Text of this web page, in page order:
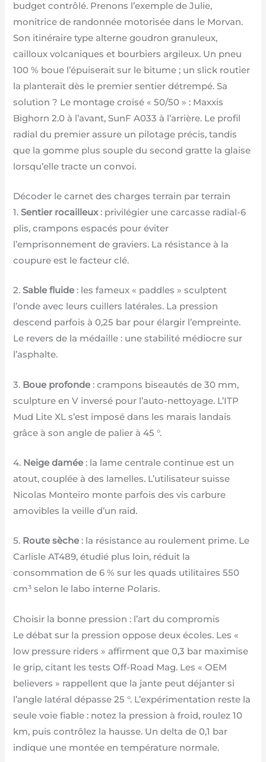
budget contrôlé. Prenons l’exemple de Julie,
monitrice de randonnée motorisée dans le Morvan.
Son itinéraire type alterne goudron granuleux,
cailloux volcaniques et bourbiers argileux. Un pneu
100 % boue l’épuiserait sur le bitume ; un slick routier
la planterait dès le premier sentier détrempé. Sa
solution ? Le montage croisé « 50/50 » : Maxxis
Bighorn 2.0 à l’avant, SunF A033 à l’arrière. Le profil
radial du premier assure un pilotage précis, tandis
que la gomme plus souple du second gratte la glaise
lorsqu’elle tracte un convoi.
Décoder le carnet des charges terrain par terrain
1.Sentier rocailleux: privilégier une carcasse radial-6
plis, crampons espacés pour éviter
l’emprisonnement de graviers. La résistance à la
coupure est le facteur clé.
2.Sable fluide : les fameux « paddles » sculptent
l’onde avec leurs cuillers latérales. La pression
descend parfois à 0,25 bar pour élargir l’empreinte.
Le revers de la médaille : une stabilité médiocre sur
l’asphalte.
3. Boue profonde : crampons biseautés de 30 mm,
sculpture en V inversé pour l’auto-nettoyage. L’ITP
Mud Lite XL s’est imposé dans les marais landais
grâce à son angle de palier à 45 °.
4. Neige damée : la lame centrale continue est un
atout, couplée à des lamelles. L’utilisateur suisse
Nicolas Monteiro monte parfois des vis carbure
amovibles la veille d’un raid.
5. Route sèche : la résistance au roulement prime. Le
Carlisle AT489, étudié plus loin, réduit la
consommation de 6 % sur les quads utilitaires 550
cm³ selon le labo interne Polaris.
Choisir la bonne pression : l’art du compromis
Le débat sur la pression oppose deux écoles. Les «
low pressure riders » affirment que 0,3 bar maximise
le grip, citant les tests Off-Road Mag. Les « OEM
believers » rappellent que la jante peut déjanter si
l’angle latéral dépasse 25 °. L’expérimentation reste la
seule voie fiable : notez la pression à froid, roulez 10
km, puis contrôlez la hausse. Un delta de 0,1 bar
indique une montée en température normale.